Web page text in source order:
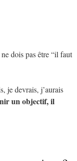
dois pas être “il faut
je devrais, j’aurais
un objectif, il